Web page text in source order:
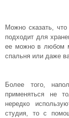
Можно сказать, что
подходит для
ее можно в любом
спальня или даже
Более того,
применяться не
нередко
студия, то с